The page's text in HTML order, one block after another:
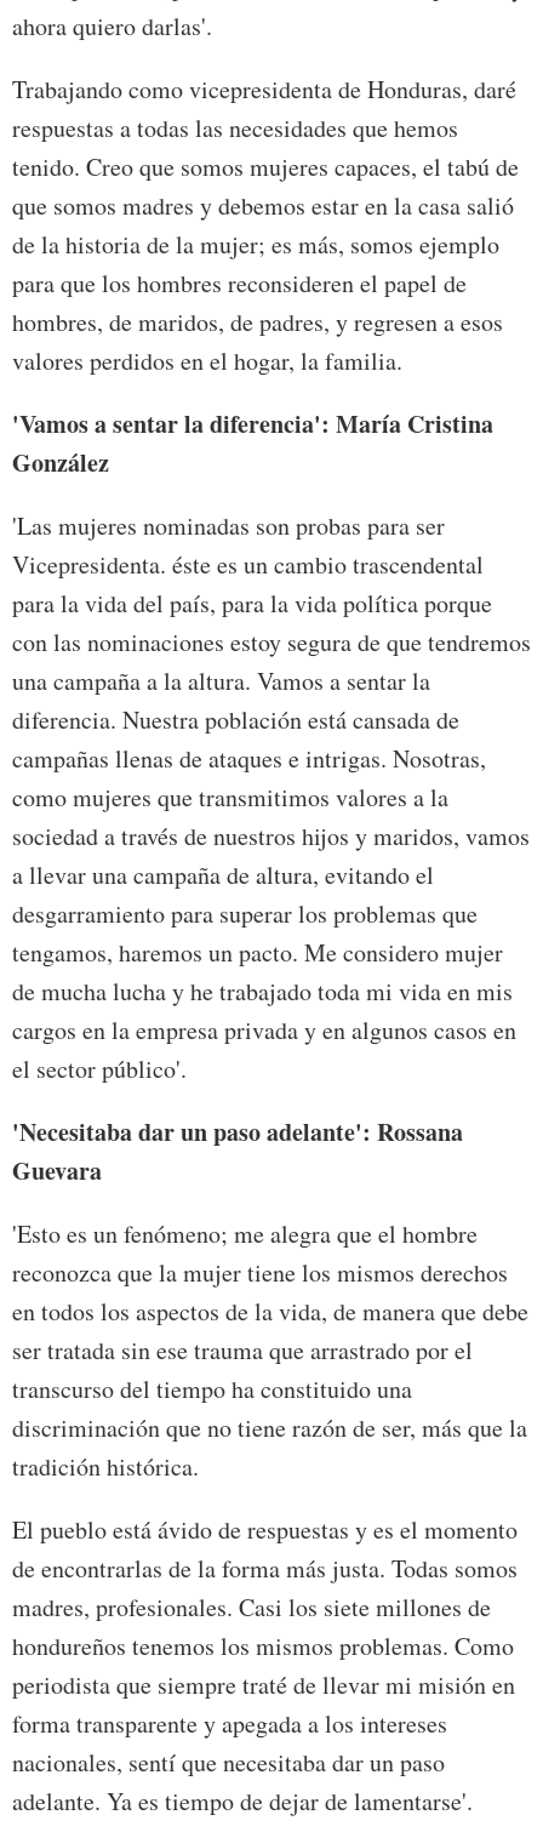
ahora quiero darlas'.
Trabajando como vicepresidenta de Honduras, daré
respuestas a todas las necesidades que hemos
tenido. Creo que somos mujeres capaces, el tabú de
que somos madres y debemos estar en la casa salió
de la historia de la mujer; es más, somos ejemplo
para que los hombres reconsideren el papel de
hombres, de maridos, de padres, y regresen a esos
valores perdidos en el hogar, la familia.
'Vamos a sentar la diferencia': María Cristina
González
'Las mujeres nominadas son probas para ser
Vicepresidenta. éste es un cambio trascendental
para la vida del país, para la vida política porque
con las nominaciones estoy segura de que tendremos
una campaña a la altura. Vamos a sentar la
diferencia. Nuestra población está cansada de
campañas llenas de ataques e intrigas. Nosotras,
como mujeres que transmitimos valores a la
sociedad a través de nuestros hijos y maridos, vamos
a llevar una campaña de altura, evitando el
desgarramiento para superar los problemas que
tengamos, haremos un pacto. Me considero mujer
de mucha lucha y he trabajado toda mi vida en mis
cargos en la empresa privada y en algunos casos en
el sector público'.
'Necesitaba dar un pasoadelante': Rossana
Guevara
'Esto es un fenómeno; me alegra que el hombre
reconozca que la mujer tiene los mismos derechos
en todos los aspectos de la vida, de manera que debe
ser tratada sin ese trauma que arrastrado por el
transcurso del tiempo ha constituido una
discriminación que no tiene razón de ser, más que la
tradición histórica.
El pueblo está ávido de respuestas y es el momento
de encontrarlas de la forma más justa. Todas somos
madres, profesionales. Casi los siete millones de
hondureños tenemos los mismos problemas. Como
periodista que siempre traté de llevar mi misión en
forma transparente y apegada a los intereses
nacionales, sentí que necesitaba dar un paso
adelante. Ya es tiempo de dejar de lamentarse'.